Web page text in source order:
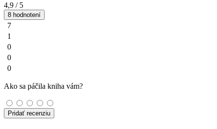
4,9 / 5
8 hodnotení
7
1
0
0
0
Ako sa páčila kniha vám?
Pridať recenziu